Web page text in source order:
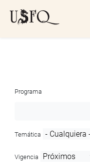
Programa
Temática
Vigencia